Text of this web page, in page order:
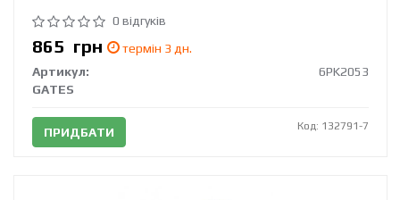
0 відгуків
865 грн
термін 3 дн.
Артикул:
6PK2053
GATES
ПРИДБАТИ Код: 132791-7